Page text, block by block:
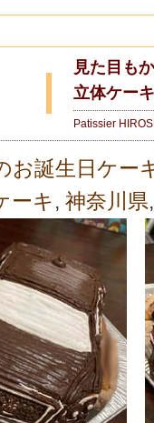
見た目も
立体ケー
Patissier
お誕生日ケー
ーキ, 神奈川県